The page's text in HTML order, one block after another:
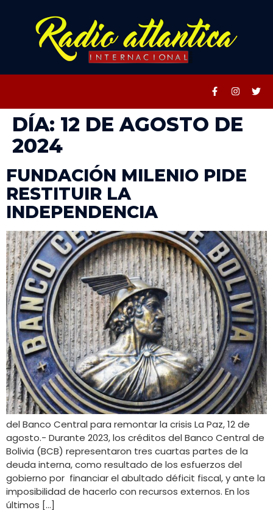
DÍA: 12 DE AGOSTO DE
2024
FUNDACIÓN MILENIO PIDE
RESTITUIR LA
INDEPENDENCIA
del Banco Central para remontar la crisis La Paz, 12 de
agosto.- Durante 2023, los créditos del Banco Central de
Bolivia (BCB) representaron tres cuartas partes de la
deuda interna, como resultado de los esfuerzos del
gobierno por financiar el abultado déficit fiscal, y ante la
imposibilidad de hacerlo con recursos externos. En los
últimos […]